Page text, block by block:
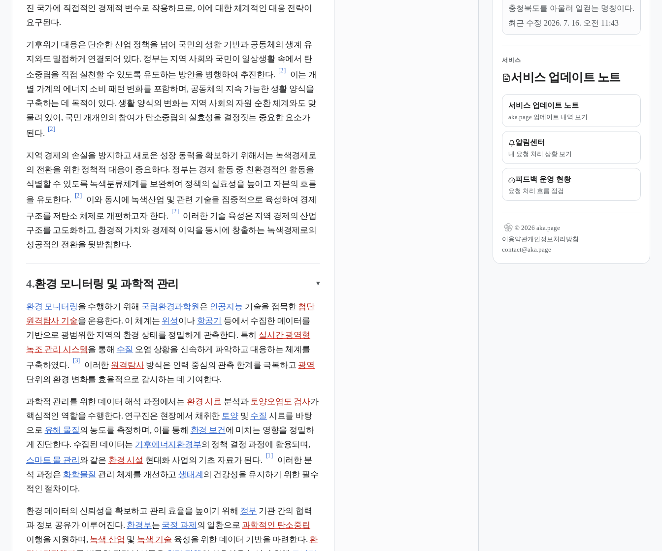
진 국가에 직접적인 경제적 변수로 작용하므로, 이에 대한 체계적인 대응 전략이
요구된다.
기후위기 대응은 단순한 산업 정책을 넘어 국민의 생활 기반과 공동체의 생계 유
지와도 밀접하게 연결되어 있다. 정부는 지역 사회와 국민이 일상생활 속에서 탄
소중립을 직접 실천할 수 있도록 유도하는 방안을 병행하여 추진한다.
[2]
이는 개
별 가계의 에너지 소비 패턴 변화를 포함하며, 공동체의 지속 가능한 생활 양식을
구축하는 데 목적이 있다. 생활 양식의 변화는 지역 사회의 자원 순환 체계와도 맞
물려 있어, 국민 개개인의 참여가 탄소중립의 실효성을 결정짓는 중요한 요소가
된다.
[2]
지역 경제의 손실을 방지하고 새로운 성장 동력을 확보하기 위해서는 녹색경제로
의 전환을 위한 정책적 대응이 중요하다. 정부는 경제 활동 중 친환경적인 활동을
식별할 수 있도록 녹색분류체계를 보완하여 정책의 실효성을 높이고 자본의 흐름
을 유도한다.
[2]
이와 동시에 녹색산업 및 관련 기술을 집중적으로 육성하여 경제
구조를 저탄소 체제로 개편하고자 한다.
[2]
이러한 기술 육성은 지역 경제의 산업
구조를 고도화하고, 환경적 가치와 경제적 이익을 동시에 창출하는 녹색경제로의
성공적인 전환을 뒷받침한다.
4.환경 모니터링 및 과학적 관리 ▾
환경 모니터링을 수행하기 위해 국립환경과학원 은 인공지능 기술을 접목한 첨단
원격탐사 기술을 운용한다. 이 체계는 위성이나 항공기 등에서 수집한 데이터를
기반으로 광범위한 지역의 환경 상태를 정밀하게 관측한다. 특히 실시간 광역형
녹조 관리 시스템을 통해 수질 오염 상황을 신속하게 파악하고 대응하는 체계를
구축하였다.
[3]
이러한 원격탐사방식은 인력 중심의 관측 한계를 극복하고 광역
단위의 환경 변화를 효율적으로 감시하는 데 기여한다.
과학적 관리를 위한 데이터 해석 과정에서는 환경 시료 분석과 토양오염도 검사가
핵심적인 역할을 수행한다. 연구진은 현장에서 채취한 토양및 수질 시료를 바탕
으로 유해 물질의 농도를 측정하며, 이를 통해 환경 보건에 미치는 영향을 정밀하
게 진단한다. 수집된 데이터는 기후에너지환경부의 정책 결정 과정에 활용되며,
스마트 물 관리 와 같은 환경 시설 현대화 사업의 기초 자료가 된다.
[1]
이러한 분
석 과정은 화학물질 관리 체계를 개선하고생태계 의 건강성을 유지하기 위한 필수
적인 절차이다.
환경 데이터의 신뢰성을 확보하고 관리 효율을 높이기 위해 정부 기관 간의 협력
과 정보 공유가 이루어진다. 환경부는 국정 과제 의 일환으로 과학적인 탄소중립
이행을 지원하며, 녹색 산업 및 녹색 기술 육성을 위한 데이터 기반을 마련한다. 환
충청북도를 아울러 일컫는 명칭이다.
최근 수정 2026. 7. 16. 오전 11:43
서비스
서비스 업데이트 노트
서비스 업데이트 노트
aka.page 업데이트 내역 보기
알림센터
내 요청 처리 상황 보기
피드백 운영 현황
요청 처리 흐름 점검
© 2026 aka.page
이용약관개인정보처리방침
contact@aka.page